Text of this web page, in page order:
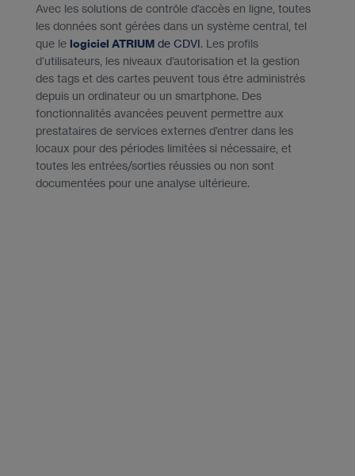
Avec les solutions de contrôle d’accès en ligne, toutes
les données sont gérées dans un système central, tel
que le logiciel ATRIUM de CDVI. Les profils
d’utilisateurs, les niveaux d’autorisation et la gestion
des tags et des cartes peuvent tous être administrés
depuis un ordinateur ou un smartphone. Des
fonctionnalités avancées peuvent permettre aux
prestataires de services externes d’entrer dans les
locaux pour des périodes limitées si nécessaire, et
toutes les entrées/sorties réussies ou non sont
documentées pour une analyse ultérieure.